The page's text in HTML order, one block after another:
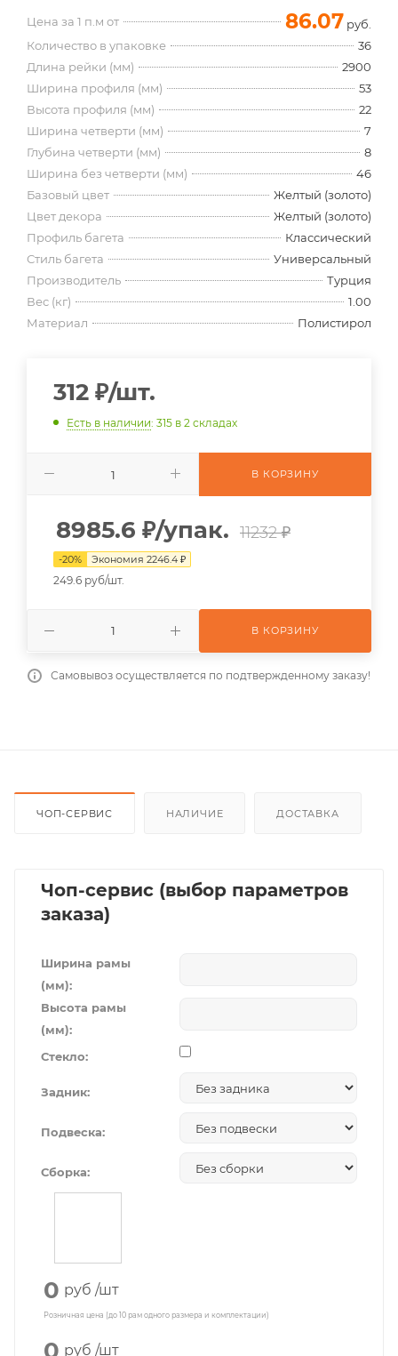
Цена за 1 п.м от 86.07 руб.
Количество в упаковке
36
Длина рейки (мм)
2900
Ширина профиля (мм)
53
Высота профиля (мм)
22
Ширина четверти (мм)
7
Глубина четверти (мм)
8
Ширина без четверти (мм)
46
Базовый цвет
Желтый (золото)
Цвет декора
Желтый (золото)
Профиль багета
Классический
Стиль багета
Универсальный
Производитель
Турция
Вес (кг)
1.00
Материал
Полистирол
312 ₽/шт.
Есть в наличии: 315 в 2 складах
В КОРЗИНУ
8985.6 ₽/упак. 11232 ₽
-20% Экономия 2246.4 ₽
249.6 руб/шт.
В КОРЗИНУ
Самовывоз осуществляется по подтвержденному заказу!
ЧОП-СЕРВИС НАЛИЧИЕ ДОСТАВКА
Чоп-сервис (выбор параметров
заказа)
Ширина рамы
(мм):
Высота рамы
(мм):
Стекло:
Задник:
Подвеска:
Сборка:
0 руб /шт
Розничная цена (до 10 рам одного размера и комплектации)
0 руб /шт